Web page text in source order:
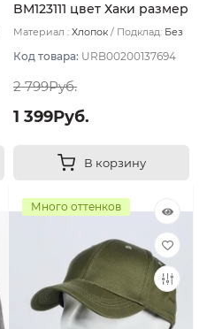
BM123111 цвет Хаки размер
57-59
Материал : Хлопок Подклад: Без
Код товара: URB00200137694
2 799Руб.
1 399Руб.
В корзину
Много оттенков